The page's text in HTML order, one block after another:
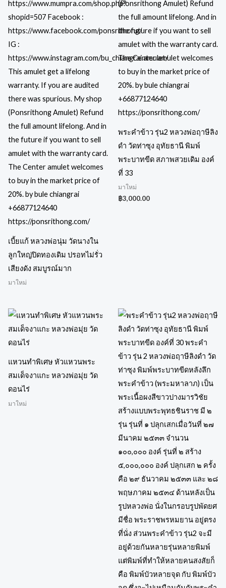
เบี้ยแก้ หลวงพ่อนุ่ม วัดนางใน
ลูกใหญ่ปิดทองเดิม ปรอทไม่รั่ว
เสียงดัง สมบูรณ์มาก
มาใหม่
พระคำข้าว รุ่น2 หลวงพ่อฤาษีลิง
ดำ วัดท่าซุง อุทัยธานี พิมพ์
พระบาทขีด สภาพสวยเดิม องค์
ที่ 33
มาใหม่
฿3,000.00
แหวนทำพิเศษ หัวแหวนพระ
สมเด็จงาแกะ หลวงพ่อมุ่ย วัด
ดอนไร่
มาใหม่